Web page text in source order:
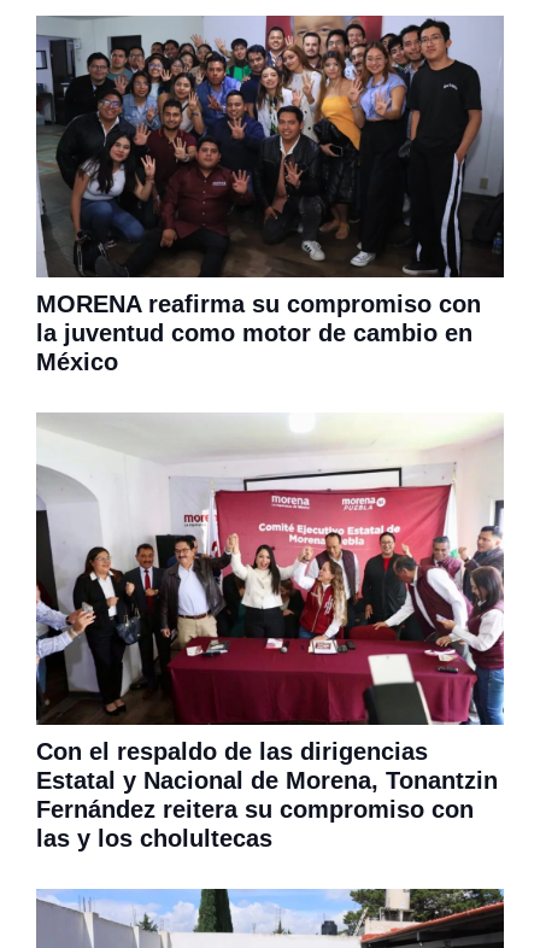
MORENA reafirma su compromiso con
la juventud como motor de cambio en
México
Con el respaldo de las dirigencias
Estatal y Nacional de Morena, Tonantzin
Fernández reitera su compromiso con
las y los cholultecas